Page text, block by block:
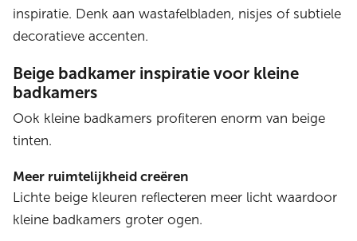
inspiratie. Denk aan wastafelbladen, nisjes of subtiele
decoratieve accenten.
Beige badkamer inspiratie voor kleine
badkamers
Ook kleine badkamers profiteren enorm van beige
tinten.
Meer ruimtelijkheid creëren
Lichte beige kleuren reflecteren meer licht waardoor
kleine badkamers groter ogen.